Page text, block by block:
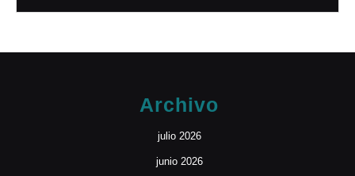
Archivo
julio 2026
junio 2026